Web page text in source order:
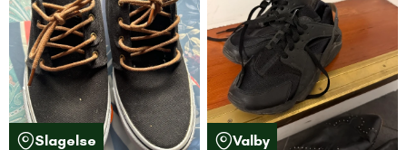
Slagelse
Valby